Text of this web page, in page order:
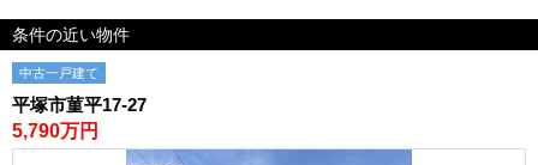
条件の近い物件
中古一戸建て
平塚市菫平17-27
5,790万円